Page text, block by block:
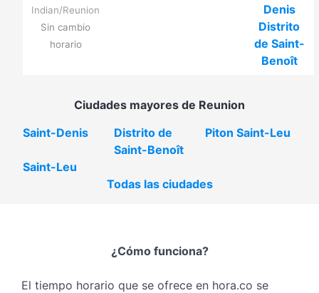
Indian/Reunion
Sin cambio
horario
Denis
Distrito
de Saint-
Benoît
Ciudades mayores de Reunion
Saint-Denis
Distrito de
Saint-Benoît
Piton Saint-Leu
Saint-Leu
Todas las ciudades
¿Cómo funciona?
El tiempo horario que se ofrece en hora.co se